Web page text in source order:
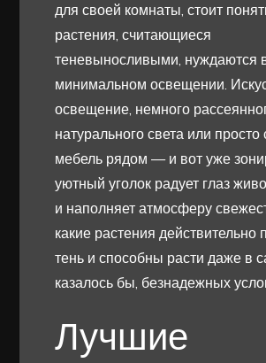
для своей комнаты, стоит
растения, считающиеся
теневыносливыми, нуждаются
минимальном освещении.
освещение, немного
натурального света или просто
мебель рядом — и вот уже
уютный уголок радует глаз
и наполняет атмосферу
какие растения действительно
тень и способны расти даже в
казалось бы, безнадежных
Лучшие